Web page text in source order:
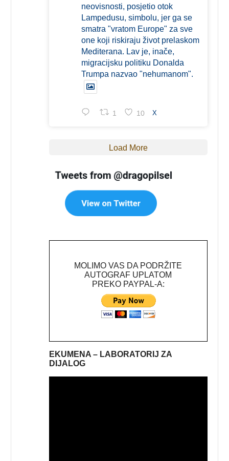
neovisnosti, posjetio otok
Lampedusu, simbolu, jer ga se
smatra "vratom Europe" za sve
one koji riskiraju život prelaskom
Mediterana. Lav je, inače,
migracijsku politiku Donalda
Trumpa nazvao "nehumanom".
1 10 X
Load More
MOLIMO VAS DA PODRŽITE
AUTOGRAF UPLATOM
PREKO PAYPAL-A:
EKUMENA – LABORATORIJ ZA
DIJALOG